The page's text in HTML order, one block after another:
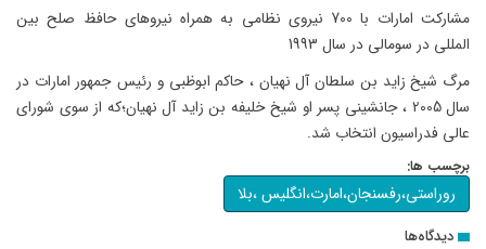
مشارکت امارات با 700 نیروی نظامی به همراه نیروهای حافظ صلح بین
المللی در سومالی در سال 1993
مرگ شیخ زاید بن سلطان آل نهیان ، حاکم ابوظبی و رئیس جمهور امارات در
سال 2005 ، جانشینی پسر او شیخ خلیفه بن زاید آل نهیان؛که از سوی شورای
عالی فدراسیون انتخاب شد.
برچسب ها:
روراستی،رفسنجان،امارت،انگلیس ،بلا
دیدگاه‌ها